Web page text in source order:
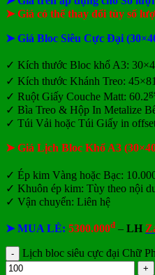
➤ Giá có thể thay đổi tùy số
➤ Giá Bloc Siêu Cực Đại
✓ Kích thước Bloc khổ A3:
✓ Kích thước Khánh Treo: 45×81
✓ Ruột Giấy Couche Matt: 60.2
✓ Bìa Treo & Hộp In Metalize
✓ Túi Vải hoặc Túi Giấy in
➤ Giá Lịch Bloc Khổ A3
✓ Ép kim Vàng hoặc Bạc:
✓ Khuôn ép kim: Tùy theo nội
✓ Vận chuyển: Liên hệ
➤ MUA LẺ: 5300.000đ – LH
Lịch bloc siêu cực đại Chữ